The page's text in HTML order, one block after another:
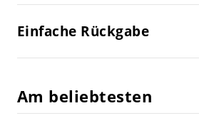
Einfache Rückgabe
Am beliebtesten